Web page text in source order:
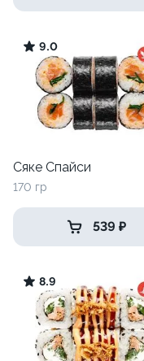
9.0
Сяке Спайси
170 гр
539 ₽
8.9